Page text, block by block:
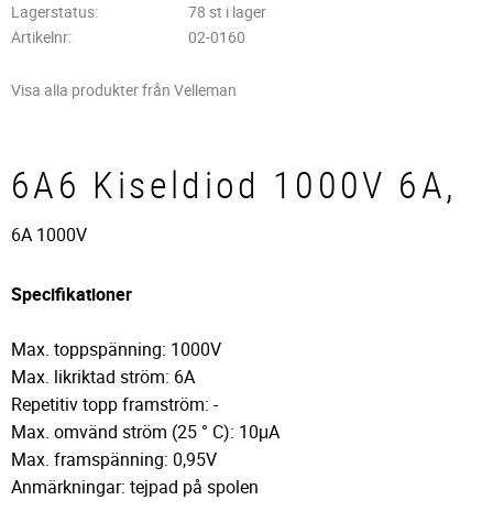
Lagerstatus
78 st i lager
Artikelnr
02-0160
Visa alla produkter från Velleman
6A6 Kiseldiod 1000V 6A,
6A 1000V
Specifikationer
Max. toppspänning: 1000V
Max. likriktad ström: 6A
Repetitiv topp framström: -
Max. omvänd ström (25 ° C): 10μA
Max. framspänning: 0,95V
Anmärkningar: tejpad på spolen